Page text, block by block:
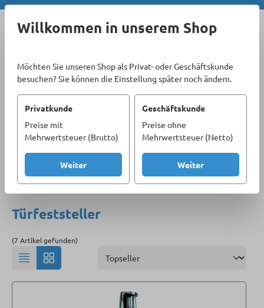
Zum Hauptinhalt springen
Willkommen in unserem Shop
Möchten Sie unseren Shop als Privat- oder Geschäftskunde
besuchen? Sie können die Einstellung später noch ändern.
Privatkunde
Preise mit
Mehrwertsteuer (Brutto)
Weiter
Geschäftskunde
Preise ohne
Mehrwertsteuer (Netto)
Weiter
Sortiment
Sicherheitstechnik & Beschläge
Türbeschläge
Türfeststeller
Türfeststeller
(7 Artikel gefunden)